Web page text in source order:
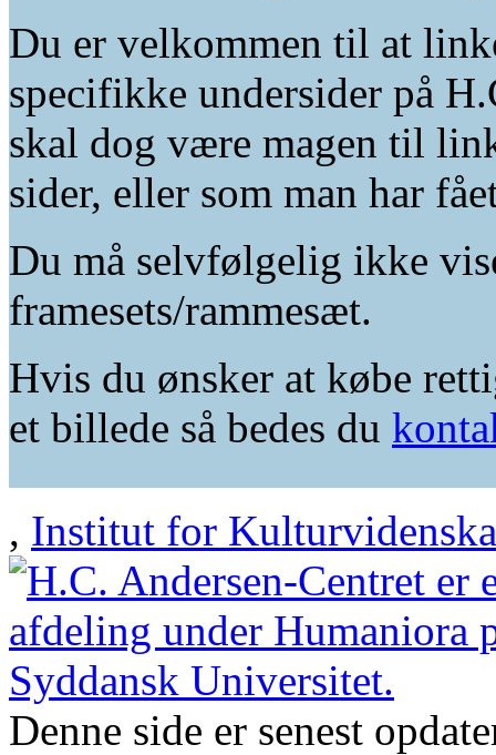
Du er velkommen til at
specifikke undersider på
skal dog være magen til
sider, eller som man har
Du må selvfølgelig ikke
framesets/rammesæt.
Hvis du ønsker at købe
et billede så bedes du
, Institut for
Denne side er senest